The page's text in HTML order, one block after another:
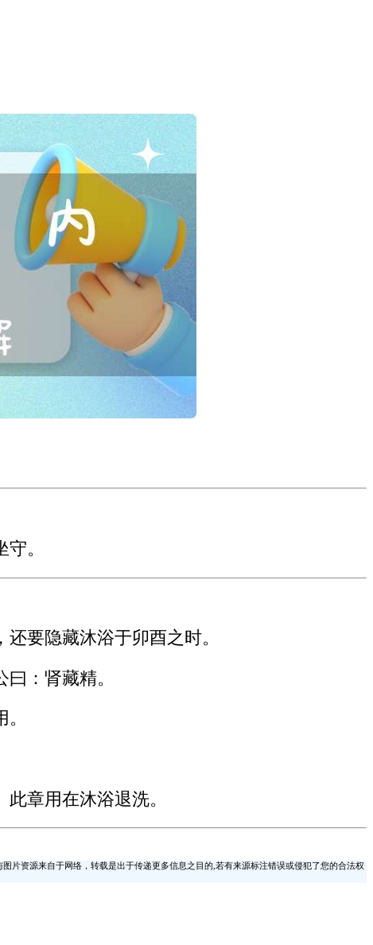
。
要隐藏沐浴于卯酉之时。
：肾藏精。
章用在沐浴退洗。
片资源来自于网络，转载是出于传递更多信息之目的,若有来源标注错误或侵犯了您的合法权